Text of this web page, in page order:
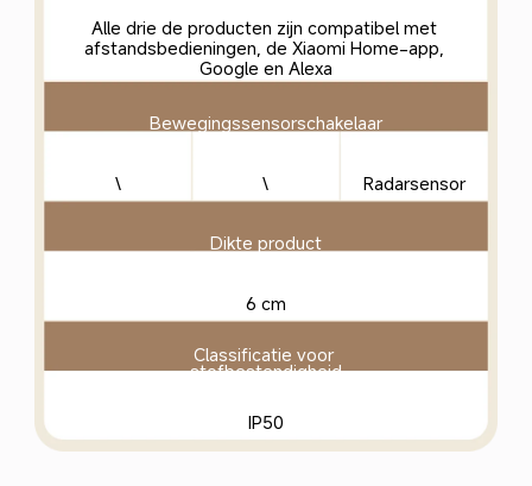
Alle drie de producten zijn compatibel met
afstandsbedieningen, de Xiaomi Home-app,
Google en Alexa
Bewegingssensorschakelaar
\ \ Radarsensor
Dikte product
6 cm
Classificatie voor
stofbestendigheid
IP50